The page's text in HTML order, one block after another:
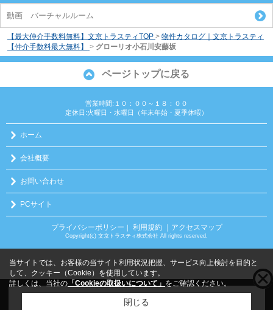
動画 バーチャルルーム
【最大仲介手数料無料】文京トラスティTOP > 物件カタログ｜文京トラスティ
【仲介手数料最大無料】
> グローリオ小石川安藤坂
ページトップに戻る
営業時間:１０：００～１８：００
定休日:火曜日・水曜日（年末年始・夏季休暇）
ホーム
会社概要
お問い合わせ
PCサイト
プライバシーポリシー ｜ 利用規約 ｜アクセスマップ
Copyright(c) 文京トラスティ株式会社 All rights reserved.
こちらの物件をご覧の方にお勧めな物件
当サイトでは、お客様の当サイト利用状況把握、サービス向上検討を目的と
して、クッキー（Cookie）を使用しています。
詳しくは、当社の 「Cookieの取扱いについて」 をご確認ください。
閉じる